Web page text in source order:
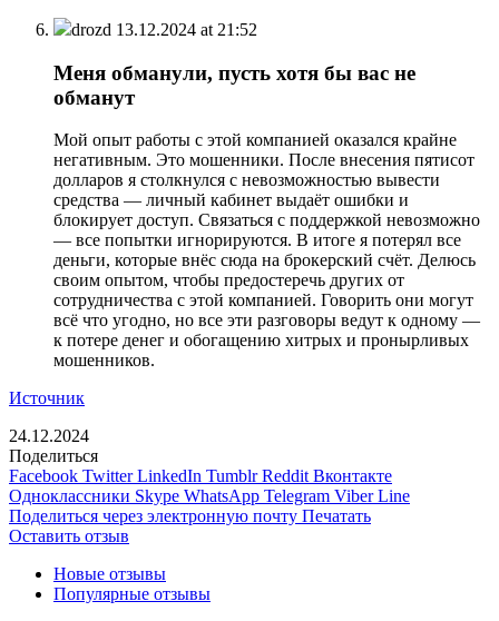
drozd 13.12.2024 at 21:52
Меня обманули, пусть хотя бы вас не
обманут
Мой опыт работы с этой компанией оказался крайне
негативным. Это мошенники. После внесения пятисот
долларов я столкнулся с невозможностью вывести
средства — личный кабинет выдаёт ошибки и
блокирует доступ. Связаться с поддержкой невозможно
— все попытки игнорируются. В итоге я потерял все
деньги, которые внёс сюда на брокерский счёт. Делюсь
своим опытом, чтобы предостеречь других от
сотрудничества с этой компанией. Говорить они могут
всё что угодно, но все эти разговоры ведут к одному —
к потере денег и обогащению хитрых и пронырливых
мошенников.
Источник
24.12.2024
Поделиться
Facebook Twitter LinkedIn Tumblr Reddit Вконтакте
Одноклассники Skype WhatsApp Telegram Viber Line
Поделиться через электронную почту Печатать
Оставить отзыв
Новые отзывы
Популярные отзывы